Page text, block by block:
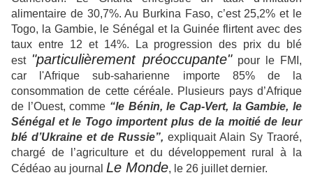
alimentaire de 30,7%. Au Burkina Faso, c’est 25,2% et le
Togo, la Gambie, le Sénégal et la Guinée flirtent avec des
taux entre 12 et 14%. La progression des prix du blé
est "particulièrement préoccupante"pour le FMI,
car l'Afrique sub-saharienne importe 85% de la
consommation de cette céréale. Plusieurs pays d’Afrique
de l’Ouest, comme “le Bénin, le Cap-Vert, la Gambie, le
Sénégal et le Togo importent plus de la moitié de leur
blé d’Ukraine et de Russie”, expliquait Alain Sy Traoré,
chargé de l’agriculture et du développement rural à la
Cédéao au journal Le Monde, le 26 juillet dernier.